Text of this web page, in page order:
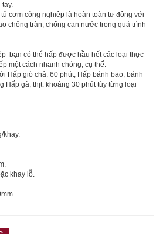
tay.
cơm công nghiệp là hoàn toàn tự động với
chống tràn, chống cạn nước trong quá trình
bạn có thể hấp được hầu hết các loại thực
một cách nhanh chóng, cụ thể:
Hấp giò chả: 60 phút, Hấp bánh bao, bánh
Hấp gà, thịt: khoảng 30 phút tùy từng loại
khay.
khay lỗ.